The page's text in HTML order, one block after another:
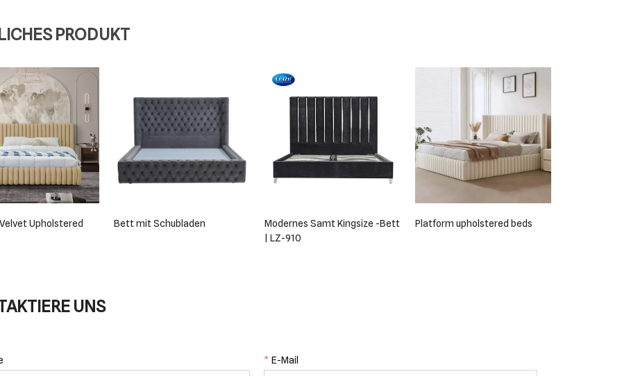
PRODUKT
Upholstered Bett mit Schubladen
Modernes Samt Kingsize -Bett
| LZ-910
Platform upholstered beds
UNS
* E-Mail